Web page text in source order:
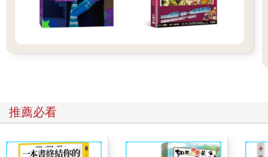
「沐沐，沒關係啦！我沒事。或許……」志典趕緊充當和事佬。
「對不起嘛！志典，為了讓你開心點，今天放學後到雜貨店，我
揮，走向自己的教室。
錶面上的閃電與雲，依舊安靜。
「我是不是已經被遺忘了？」
「哥！這裡。」放學時，叮咚早已等在校門旁，一看到志典就大
推薦必看